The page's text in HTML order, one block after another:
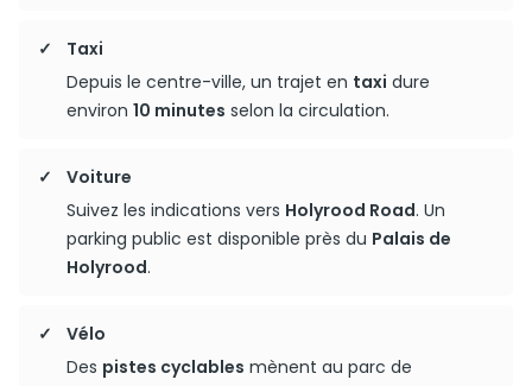
Taxi
Depuis le centre-ville, un trajet en taxi dure
environ 10 minutes selon la circulation.
Voiture
Suivez les indications vers Holyrood Road. Un
parking public est disponible près du Palais de
Holyrood.
Vélo
Des pistes cyclables mènent au parc de